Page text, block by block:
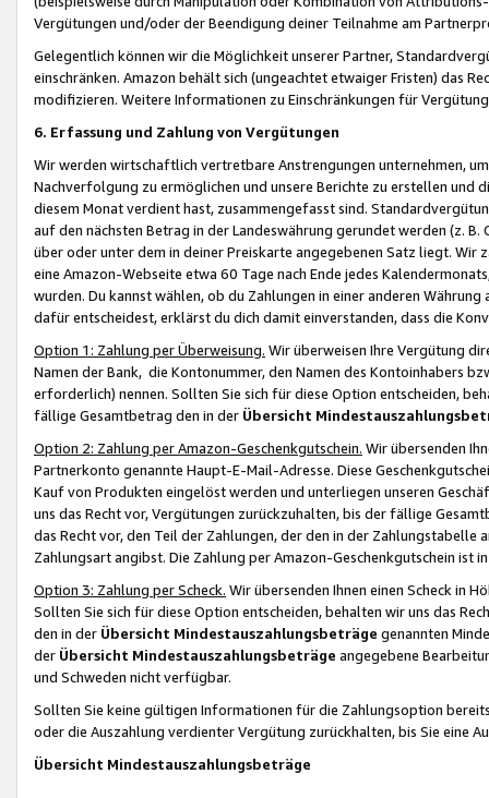
Vergütungen und/oder der Beendigung deiner Teilnahme am
Gelegentlich können wir die Möglichkeit unserer Partner,
einschränken. Amazon behält sich (ungeachtet etwaiger Fristen) das
modifizieren. Weitere Informationen zu Einschränkungen für
6. Erfassung und Zahlung von Vergütungen
Wir werden wirtschaftlich vertretbare Anstrengungen unternehmen,
Nachverfolgung zu ermöglichen und unsere Berichte zu erstellen und
diesem Monat verdient hast, zusammengefasst sind.
auf den nächsten Betrag in der Landeswährung gerundet werden (z.
über oder unter dem in deiner Preiskarte angegebenen Satz liegt.
eine Amazon-Webseite etwa 60 Tage nach Ende jedes
wurden. Du kannst wählen, ob du Zahlungen in einer anderen
dafür entscheidest, erklärst du dich damit einverstanden, dass die
Option 1: Zahlung per Überweisung. Wir überweisen Ihre Vergütung
Namen der Bank, die Kontonummer, den Namen des Kontoinhabers
erforderlich) nennen. Sollten Sie sich für diese Option entscheiden,
fällige Gesamtbetrag den in der Übersicht
Option 2: Zahlung per Amazon-Geschenkgutschein. Wir übersenden
Partnerkonto genannte Haupt-E-Mail-Adresse. Diese
Kauf von Produkten eingelöst werden und unterliegen unseren
uns das Recht vor, Vergütungen zurückzuhalten, bis der fällige
das Recht vor, den Teil der Zahlungen, der den in der
Zahlungsart angibst. Die Zahlung per Amazon-Geschenkgutschein ist
Option 3: Zahlung per Scheck. Wir übersenden Ihnen einen Scheck in
Sollten Sie sich für diese Option entscheiden, behalten wir uns das
den in der Übersicht Mindestauszahlungsbeträge genannten
der Übersicht Mindestauszahlungsbeträge angegebene
und Schweden nicht verfügbar.
Sollten Sie keine gültigen Informationen für die Zahlungsoption
oder die Auszahlung verdienter Vergütung zurückhalten, bis Sie
Übersicht Mindestauszahlungsbeträge